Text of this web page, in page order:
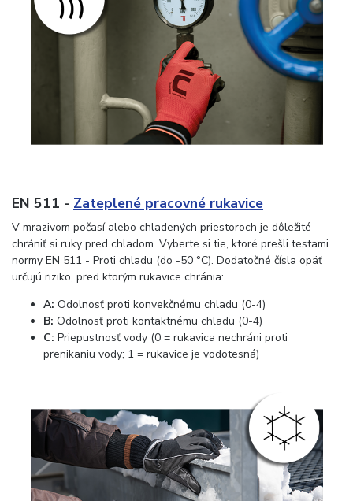
EN 511 - Zateplené pracovné rukavice
V mrazivom počasí alebo chladených priestoroch je dôležité
chrániť si ruky pred chladom. Vyberte si tie, ktoré prešli testami
normy EN 511 - Proti chladu (do -50 °C). Dodatočné čísla opäť
určujú riziko, pred ktorým rukavice chránia:
A: Odolnosť proti konvekčnému chladu (0-4)
B: Odolnosť proti kontaktnému chladu (0-4)
C: Priepustnosť vody (0 = rukavica nechráni proti
prenikaniu vody; 1 = rukavice je vodotesná)